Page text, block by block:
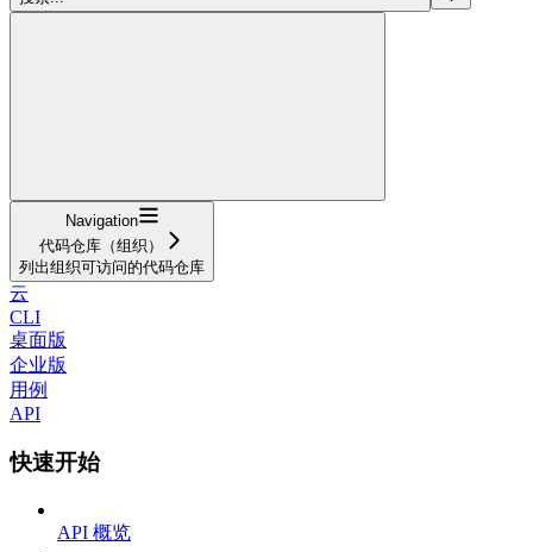
Navigation
代码仓库（组织）
列出组织可访问的代码仓库
云
CLI
桌面版
企业版
用例
API
快速开始
API 概览